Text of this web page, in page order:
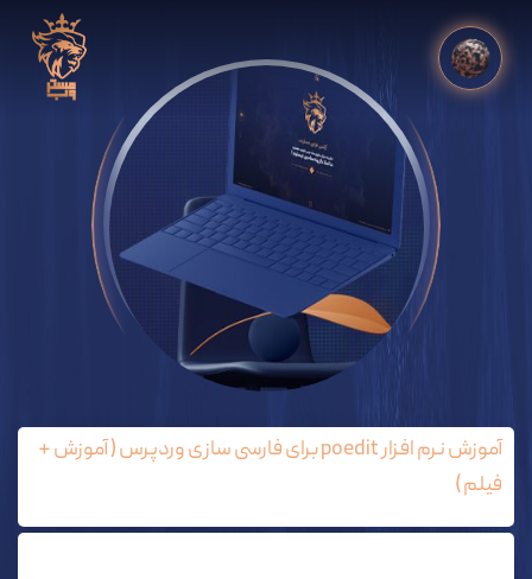
آموزش نرم افزار poedit برای فارسی سازی وردپرس ( آموزش +
فیلم )